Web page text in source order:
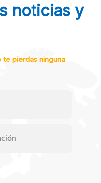
noticias y
te pierdas ninguna